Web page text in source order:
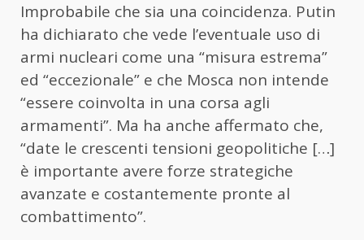
Improbabile che sia una coincidenza. Putin
ha dichiarato che vede l’eventuale uso di
armi nucleari come una “misura estrema”
ed “eccezionale” e che Mosca non intende
“essere coinvolta in una corsa agli
armamenti”. Ma ha anche affermato che,
“date le crescenti tensioni geopolitiche […]
è importante avere forze strategiche
avanzate e costantemente pronte al
combattimento”.